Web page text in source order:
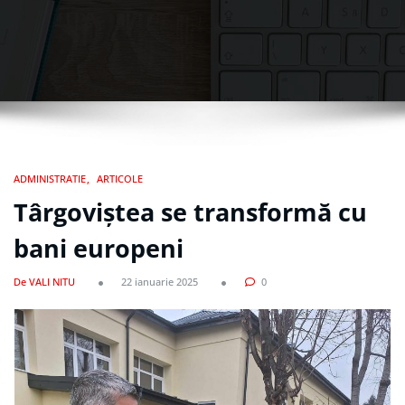
ADMINISTRATIE ARTICOLE
Târgoviștea se transformă cu
bani europeni
De VALI NITU 22 ianuarie 2025 0